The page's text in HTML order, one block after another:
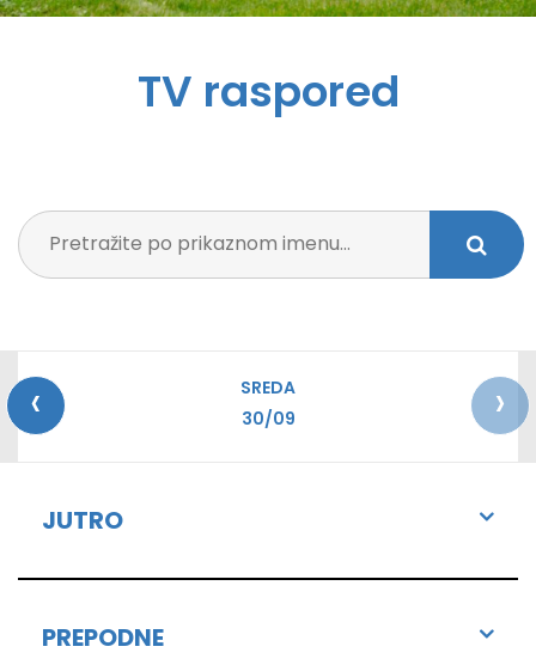
TV raspored
SREDA
30/09
‹ ›
JUTRO
PREPODNE